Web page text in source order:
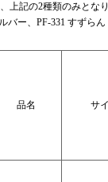
上記の2種類のみとなり
バー、PF-331 すずら
名 サ